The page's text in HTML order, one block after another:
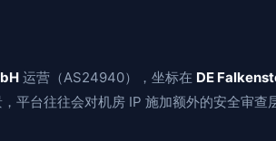
运营（AS24940），坐标在 DE
台往往会对机房 IP 施加额外的安全审查层